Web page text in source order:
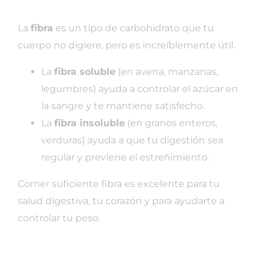
La fibra es un tipo de carbohidrato que tu
cuerpo no digiere, pero es increíblemente útil.
La fibra soluble (en avena, manzanas,
legumbres) ayuda a controlar el azúcar en
la sangre y te mantiene satisfecho.
La fibra insoluble (en granos enteros,
verduras) ayuda a que tu digestión sea
regular y previene el estreñimiento.
Comer suficiente fibra es excelente para tu
salud digestiva, tu corazón y para ayudarte a
controlar tu peso.